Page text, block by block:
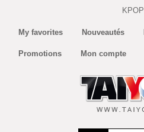
KPOP
My favorites Nouveautés
Promotions Mon compte